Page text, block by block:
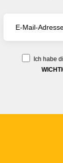
Ich habe